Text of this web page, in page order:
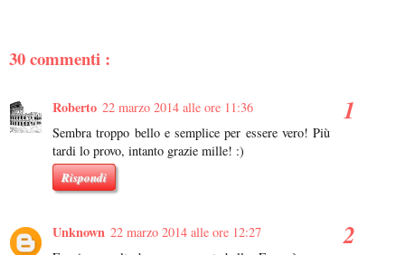
30 commenti :
Roberto 22 marzo 2014 alle ore 11:36
Sembra troppo bello e semplice per essere vero! Più
tardi lo provo, intanto grazie mille! :)
Rispondi
Unknown 22 marzo 2014 alle ore 12:27